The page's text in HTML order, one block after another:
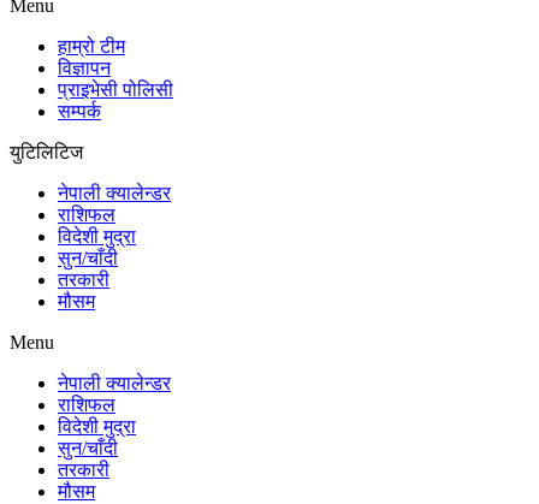
Menu
हाम्रो टीम
विज्ञापन
प्राइभेसी पोलिसी
सम्पर्क
युटिलिटिज
नेपाली क्यालेन्डर
राशिफल
विदेशी मुद्रा
सुन/चाँदी
तरकारी
मौसम
Menu
नेपाली क्यालेन्डर
राशिफल
विदेशी मुद्रा
सुन/चाँदी
तरकारी
मौसम